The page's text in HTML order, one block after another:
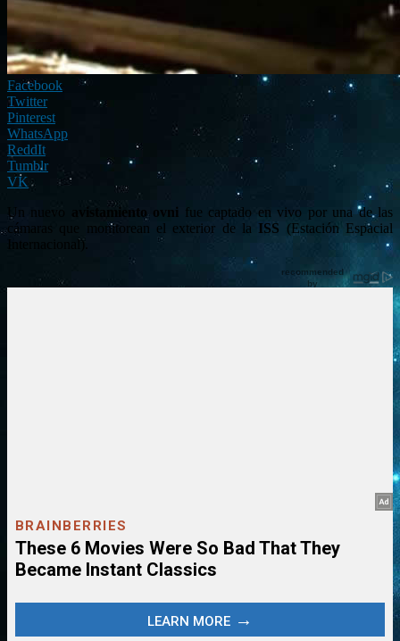
Facebook
Twitter
Pinterest
WhatsApp
ReddIt
Tumblr
VK
Un nuevo
avistamiento ovni fue captado en vivo por una de las
cámaras que monitorean el exterior de la ISS (Estación Espacial
Internacional).